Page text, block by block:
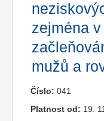
zejména
mužů a
Číslo: 041
Platnost od: 19.